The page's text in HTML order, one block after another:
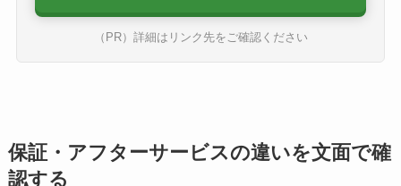
（PR）詳細はリンク先をご確認ください
保証・アフターサービスの違いを文面で確
認する